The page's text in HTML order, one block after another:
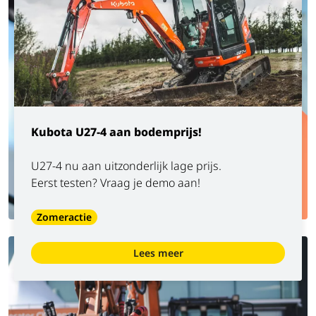
Kubota U27-4 aan bodemprijs!
U27-4 nu aan uitzonderlijk lage prijs.
Eerst testen? Vraag je demo aan!
Zomeractie
Lees meer